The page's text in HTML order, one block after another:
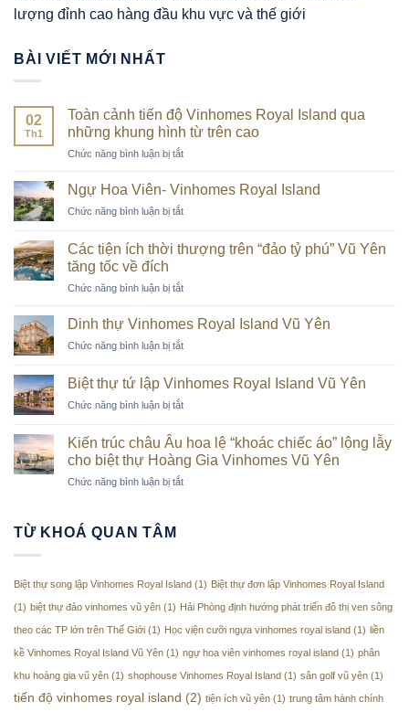
lượng đỉnh cao hàng đầu khu vực và thế giới
BÀI VIẾT MỚI NHẤT
02
Th1
Toàn cảnh tiến độ Vinhomes Royal Island qua
những khung hình từ trên cao
Chức năng bình luận bị tắtở
cảnh
độ
Royal
những
hình
Ngự Hoa Viên- Vinhomes Royal Island
Chức năng bình luận bị tắtở
Hoa
Viên-
Royal
Các tiện ích thời thượng trên “đảo tỷ phú” Vũ Yên
tăng tốc về đích
Chức năng bình luận bị tắtở
thời
trên
tỷ
Vũ
Yên
Dinh thự Vinhomes Royal Island Vũ Yên
Chức năng bình luận bị tắtở
thự
Vinhomes
Royal
Vũ
Yên
Biệt thự tứ lập Vinhomes Royal Island Vũ Yên
Chức năng bình luận bị tắtở
thự
tứ
lập
Vinhomes
Kiến trúc châu Âu hoa lệ “khoác chiếc áo” lộng lẫy
cho biệt thự Hoàng Gia Vinhomes Vũ Yên
Chức năng bình luận bị tắtở
“khoác
chiếc
lộng
lẫy
thự
TỪ KHOÁ QUAN TÂM
Biệt thự song lập Vinhomes Royal Island (1) Biệt thự đơn lập Vinhomes Royal Island
(1) biệt thự đảo vinhomes vũ yên (1) Hải Phòng định hướng phát triển đô thị ven sông
theo các TP lớn trên Thế Giới (1) Học viện cưỡi ngựa vinhomes royal island (1) liền
kề Vinhomes Royal Island Vũ Yên (1) ngự hoa viên vinhomes royal island (1) phân
khu hoàng gia vũ yên (1) shophouse Vinhomes Royal Island (1) sân golf vũ yên (1)
tiến độ vinhomes royal island (2) tiện ích vũ yên (1) trung tâm hành chính